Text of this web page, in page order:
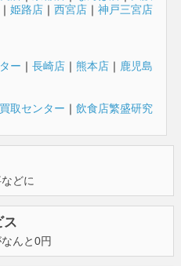
姫路店｜ 西宮店｜ 神戸三宮店
ー ｜ 長崎店｜ 熊本店｜ 鹿児島
取センター ｜ 飲食店繁盛研究
どに
ス
んと0円